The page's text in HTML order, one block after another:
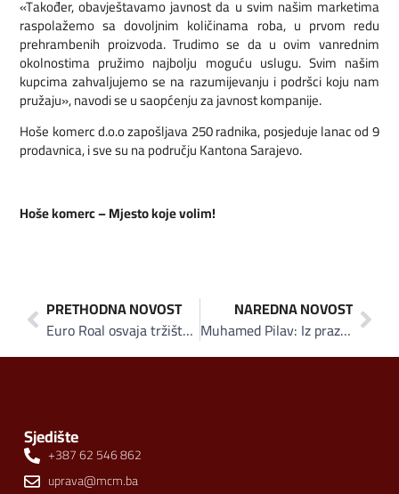
«Također, obavještavamo javnost da u svim našim marketima
raspolažemo sa dovoljnim količinama roba, u prvom redu
prehrambenih proizvoda. Trudimo se da u ovim vanrednim
okolnostima pružimo najbolju moguću uslugu. Svim našim
kupcima zahvaljujemo se na razumijevanju i podršci koju nam
pružaju», navodi se u saopćenju za javnost kompanije.
Hoše komerc d.o.o zapošljava 250 radnika, posjeduje lanac od 9
prodavnica, i sve su na području Kantona Sarajevo.
Hoše komerc – Mjesto koje volim!
PRETHODNA NOVOST
Euro Roal osvaja tržišta Hrvatske i Slovenije
NAREDNA NOVOST
Muhamed Pilav: Iz prazne ne puca!
Sjedište
+387 62 546 862
uprava@mcm.ba